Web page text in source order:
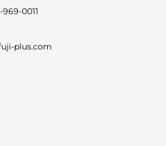
0011
plus.com